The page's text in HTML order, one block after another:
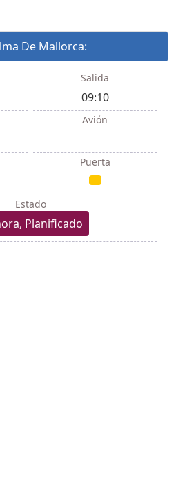
De Mallorca:
Salida
09:10
Avión
Puerta
Estado
Planificado